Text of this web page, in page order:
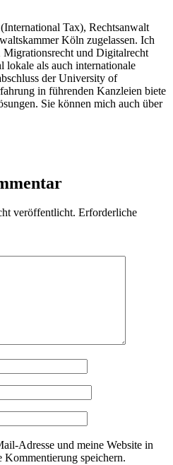
Tax), Rechtsanwalt
Köln zugelassen. Ich
und Digitalrecht
lokale als auch internationale
der University of
in führenden Kanzleien biete
Sie können mich auch über
veröffentlicht. Erforderliche
Adresse und meine Website in
Kommentierung speichern.